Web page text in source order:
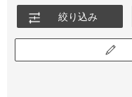
絞り込み